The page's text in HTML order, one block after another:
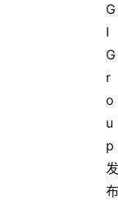
G
I
G
r
o
u
p
发
布